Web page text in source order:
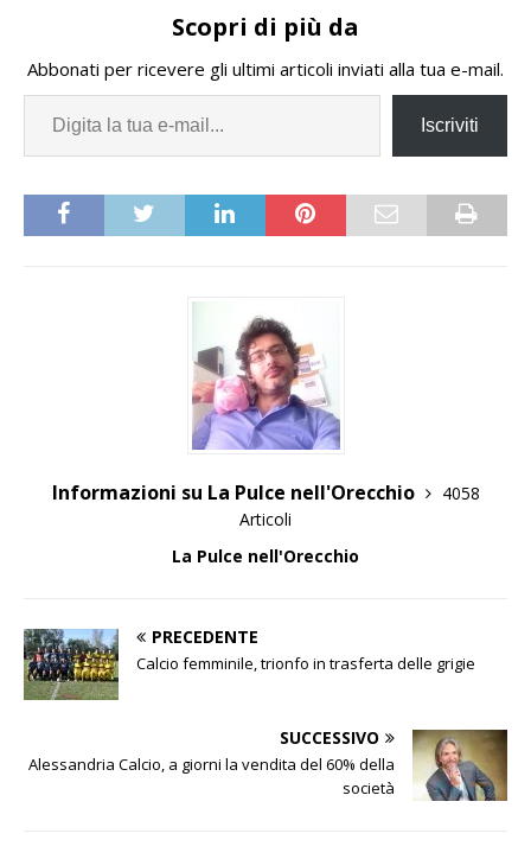
Scopri di più da
Abbonati per ricevere gli ultimi articoli inviati alla tua e-mail.
Iscriviti
Informazioni su La Pulce nell'Orecchio
4058
Articoli
La Pulce nell'Orecchio
PRECEDENTE
Calcio femminile, trionfo in trasferta delle grigie
SUCCESSIVO
Alessandria Calcio, a giorni la vendita del 60% della
società